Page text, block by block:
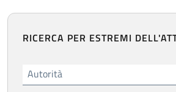
RICERCA PER ESTREMI
Autorità